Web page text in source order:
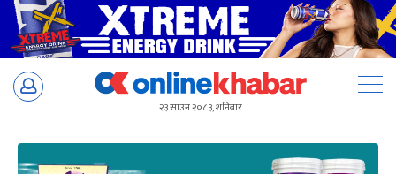
Skip
२३ साउन २०८३, शनिबार